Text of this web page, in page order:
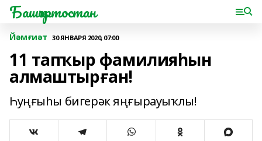
Башҡортостан
Йәмғиәт 30 ЯНВАРЯ 2020, 07:00
11 тапҡыр фамилияһын
алмаштырған!
Һуңғыһы бигерәк яңғырауыҡлы!